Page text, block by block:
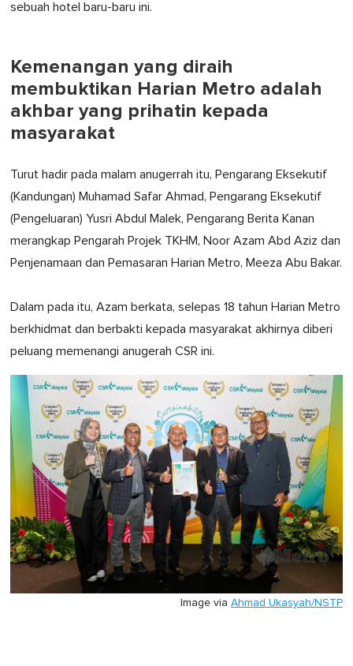
sebuah hotel baru-baru ini.
Kemenangan yang diraih
membuktikan Harian Metro adalah
akhbar yang prihatin kepada
masyarakat
Turut hadir pada malam anugerrah itu, Pengarang Eksekutif
(Kandungan) Muhamad Safar Ahmad, Pengarang Eksekutif
(Pengeluaran) Yusri Abdul Malek, Pengarang Berita Kanan
merangkap Pengarah Projek TKHM, Noor Azam Abd Aziz dan
Penjenamaan dan Pemasaran Harian Metro, Meeza Abu Bakar.
Dalam pada itu, Azam berkata, selepas 18 tahun Harian Metro
berkhidmat dan berbakti kepada masyarakat akhirnya diberi
peluang memenangi anugerah CSR ini.
Image via Ahmad Ukasyah/NSTP